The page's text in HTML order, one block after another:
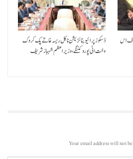
ڈسکوز پرائیویٹائزیشن نا کل ریسہ غاتے پک کروک
وخت اٹی پورو کننگے ،وزیراعظم شہباز شریف
شرف اس
Your email address will not